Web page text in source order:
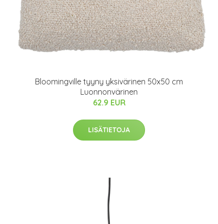
Bloomingville tyyny yksivärinen 50x50 cm
Luonnonvärinen
62.9 EUR
LISÄTIETOJA